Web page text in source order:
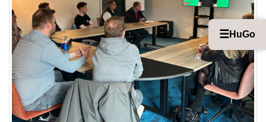
☰HuGo